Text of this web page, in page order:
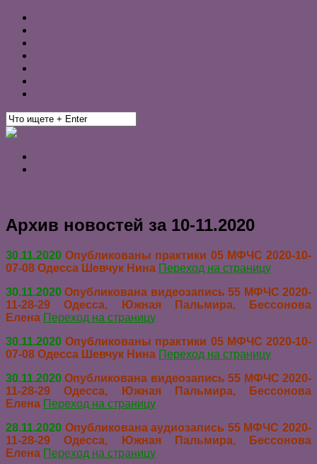
Архив новостей за 10-11.2020
30.11.2020 Опубликованы практики 05 МФЧС 2020-10-
07-08 Одесса Шевчук Нина Переход на страницу
30.11.2020 Опубликована видеозапись 55 МФЧС 2020-
11-28-29 Одесса, Южная Пальмира, Бессонова
Елена Переход на страницу
30.11.2020 Опубликованы практики 05 МФЧС 2020-10-
07-08 Одесса Шевчук Нина Переход на страницу
30.11.2020 Опубликована видеозапись 55 МФЧС 2020-
11-28-29 Одесса, Южная Пальмира, Бессонова
Елена Переход на страницу
28.11.2020 Опубликована аудиозапись 55 МФЧС 2020-
11-28-29 Одесса, Южная Пальмира, Бессонова
Елена Переход на страницу